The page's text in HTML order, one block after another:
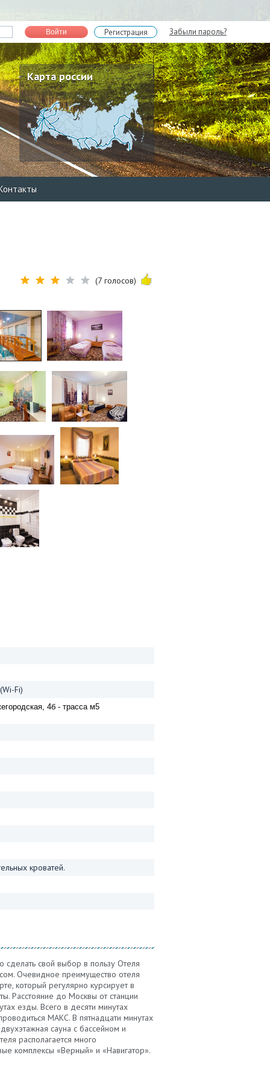
Войти Регистрация Забыли пароль?
Карта россии
(7 голосов)
Fi)
4б - трасса м5
кроватей.
сделать свой выбор в пользу Отеля
Очевидное преимущество отеля
который регулярно курсирует в
Расстояние до Москвы от станции
езды. Всего в десяти минутах
МАКС. В пятнадцати минутах
сауна с бассейном и
располагается много
комплексы «Верный» и «Навигатор».